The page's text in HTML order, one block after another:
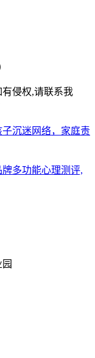
侵权,请联系我
子沉迷网络，家庭责
多功能心理测评,